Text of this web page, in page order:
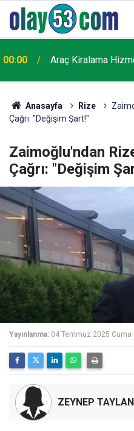
23:21 Çaykur Rizespor,
Anasayfa Rize
Çağrı: "Değişim Şart!"
Zaimoğlu'ndan
Çağrı: "Değişim
Yayınlanma: 04 Temmuz 2025 Cuma
ZEYNEP TAYLAN